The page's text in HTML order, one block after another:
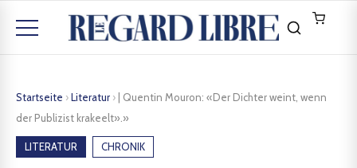
Startseite ›Literatur ›
| Quentin Mouron: «Der Dichter weint, wenn
der Publizist krakeelt».»
LITERATUR CHRONIK